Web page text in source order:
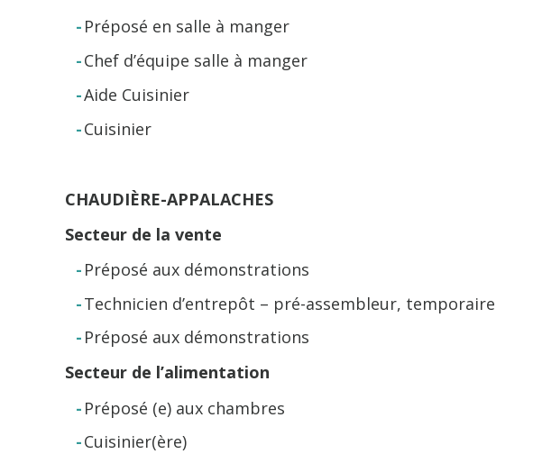
Préposé en salle à manger
Chef d’équipe salle à manger
Aide Cuisinier
Cuisinier
CHAUDIÈRE-APPALACHES
Secteur de la vente
Préposé aux démonstrations
Technicien d’entrepôt – pré-assembleur, temporaire
Préposé aux démonstrations
Secteur de l’alimentation
Préposé (e) aux chambres
Cuisinier(ère)